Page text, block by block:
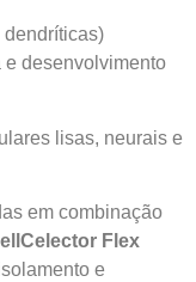
dendríticas)
desenvolvimento
lisas, neurais e
em combinação
Flex
e